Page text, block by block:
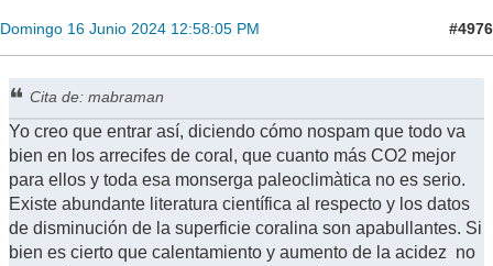
Domingo 16 Junio 2024 12:58:05 PM #4976
Cita de: mabraman
Yo creo que entrar así, diciendo cómo nospam que todo va
bien en los arrecifes de coral, que cuanto más CO2 mejor
para ellos y toda esa monserga paleoclimàtica no es serio.
Existe abundante literatura científica al respecto y los datos
de disminución de la superficie coralina son apabullantes. Si
bien es cierto que calentamiento y aumento de la acidez no